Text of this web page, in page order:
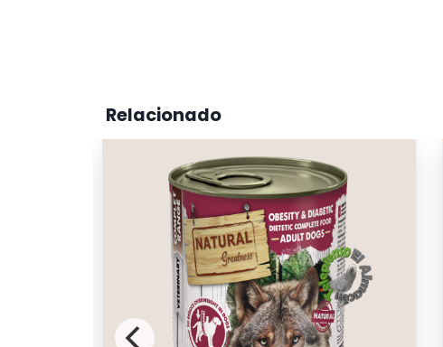
Relacionado